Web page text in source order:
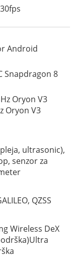
Android
Snapdragon 8
Oryon V3
Oryon V3
ultrasonic),
senzor za
QZSS
Wireless DeX